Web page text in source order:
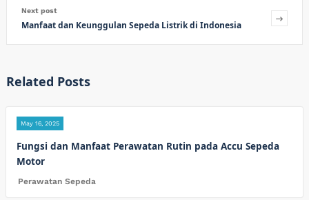
Next post
Manfaat dan Keunggulan Sepeda Listrik di Indonesia
Related Posts
May 16, 2025
Fungsi dan Manfaat Perawatan Rutin pada Accu Sepeda
Motor
Perawatan Sepeda